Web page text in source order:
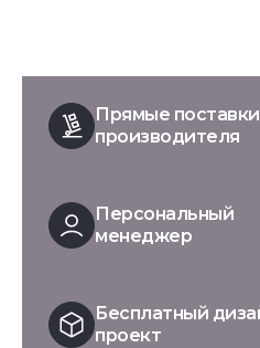
Прямые
производителя
Персональный
менеджер
Бесплатный
проект